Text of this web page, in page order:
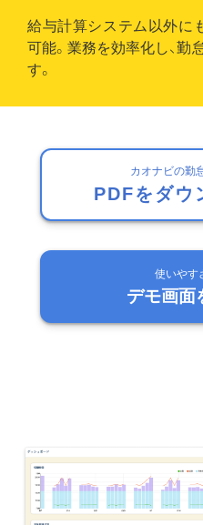
給与計算システム以外に
可能。業務を効率化し、勤
す。
カオナビの勤
PDFをダウ
使いやす
デモ画面